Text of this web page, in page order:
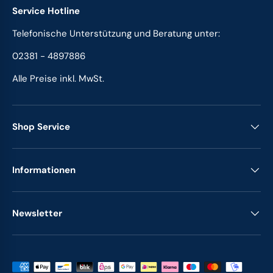
Service Hotline
Telefonische Unterstützung und Beratung unter:
02381 - 4897886
Alle Preise inkl. MwSt.
Shop Service
Informationen
Newsletter
Zahlungsmethoden